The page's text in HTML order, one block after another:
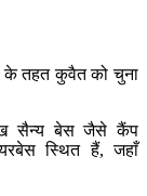
के तहत कुवैत को चुना
सैन्य बेस जैसे कैंप
स्थित हैं, जहाँ